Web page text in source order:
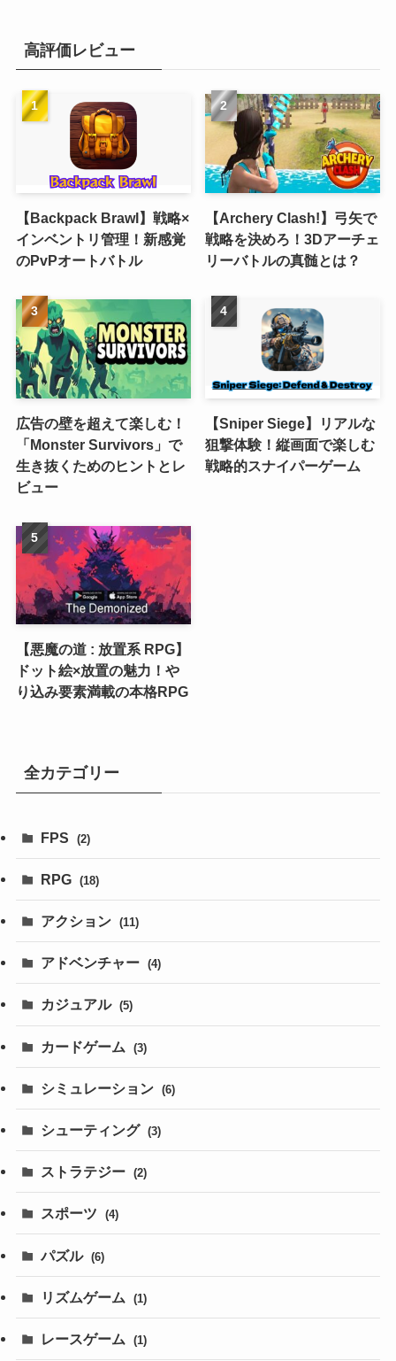
高評価レビュー
【Backpack Brawl】戦略×
インベントリ管理！新感覚
のPvPオートバトル
【Archery Clash!】弓矢で
戦略を決めろ！3Dアーチェ
リーバトルの真髄とは？
広告の壁を超えて楽しむ！
「Monster Survivors」で
生き抜くためのヒントとレ
ビュー
【Sniper Siege】リアルな
狙撃体験！縦画面で楽しむ
戦略的スナイパーゲーム
【悪魔の道 : 放置系 RPG】
ドット絵×放置の魅力！や
り込み要素満載の本格RPG
全カテゴリー
FPS (2)
RPG (18)
アクション (11)
アドベンチャー (4)
カジュアル (5)
カードゲーム (3)
シミュレーション (6)
シューティング (3)
ストラテジー (2)
スポーツ (4)
パズル (6)
リズムゲーム (1)
レースゲーム (1)